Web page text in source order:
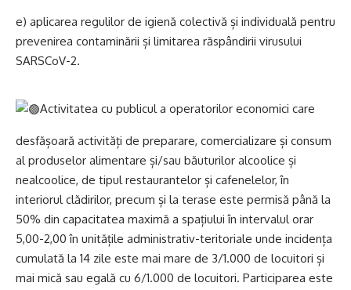
e) aplicarea regulilor de igienă colectivă și individuală pentru
prevenirea contaminării și limitarea răspândirii virusului
SARSCoV-2.
Activitatea cu publicul a operatorilor economici care
desfășoară activități de preparare, comercializare și consum
al produselor alimentare și/sau băuturilor alcoolice și
nealcoolice, de tipul restaurantelor și cafenelelor, în
interiorul clădirilor, precum și la terase este permisă până la
50% din capacitatea maximă a spațiului în intervalul orar
5,00-2,00 în unitățile administrativ-teritoriale unde incidența
cumulată la 14 zile este mai mare de 3/1.000 de locuitori și
mai mică sau egală cu 6/1.000 de locuitori. Participarea este